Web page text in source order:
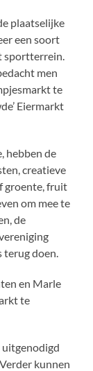
plaatselijke
een soort
sportterrein.
men
te
Eiermarkt
hebben de
creatieve
groente, fruit
om mee te
de
terug doen.
en Marle
te
kunnen